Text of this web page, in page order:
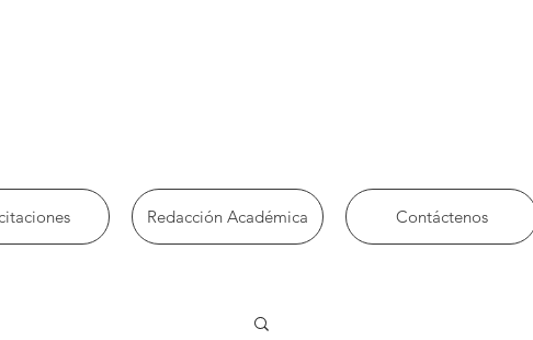
Redacción Académica Contáctenos